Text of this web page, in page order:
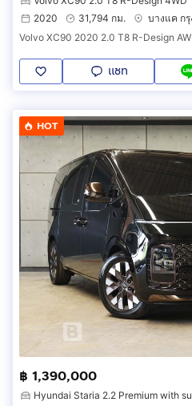
2020
31,794 กม.
บางแค ก
Volvo XC90 2020 2.0 T8 R-Design
แชท
HOT
฿ 1,390,000
Hyundai Staria 2.2 Premium with